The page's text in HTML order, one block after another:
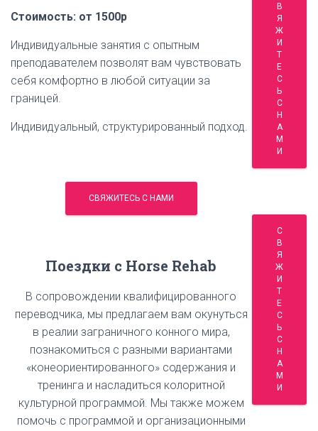
Стоимость: от 1500р
Индивидуальные занятия с опытным
преподавателем позволят вам чувствовать
себя комфортно в любой ситуации за
границей.
Индивидуальный, структурированный подход.
СВЯЖИТЕСЬ С НАМИ
Поездки с Horse Rehab
В сопровождении квалифицированного
переводчика, мы предлагаем вам окунуться
в реалии заграничного конного мира,
познакомиться с разными вариантами
«конеориентированного» содержания и
тренинга и насладиться колоритной
культурной программой. Мы также можем
помочь с программой и организационными
В
Я
Ж
И
Т
Е
С
Ь
С
Н
А
М
И
С
В
Я
Ж
И
Т
Е
С
Ь
С
Н
А
М
И